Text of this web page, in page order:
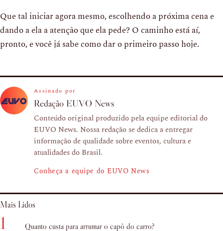
Que tal iniciar agora mesmo, escolhendo a próxima cena e
dando a ela a atenção que ela pede? O caminho está aí,
pronto, e você já sabe como dar o primeiro passo hoje.
Assinado por
Redação EUVO News
Conteúdo original produzido pela equipe editorial do
EUVO News. Nossa redação se dedica a entregar
informação de qualidade sobre eventos, cultura e
atualidades do Brasil.
Conheça a equipe do EUVO News
Mais Lidos
1 Quanto custa para arrumar o capô do carro?